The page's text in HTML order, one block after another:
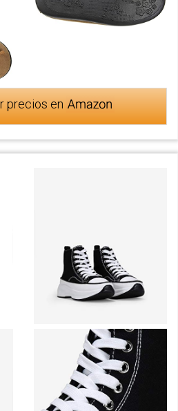
precios en